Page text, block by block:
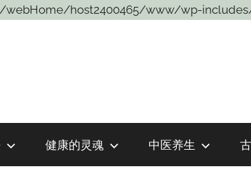
/webHome/host2400465/www/wp-
健康的灵魂 中医养生